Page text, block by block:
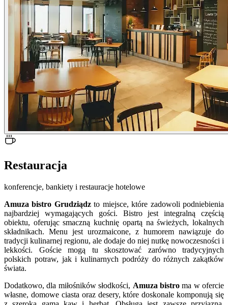
Restauracja
konferencje, bankiety i restauracje hotelowe
Amuza bistro Grudziądzto miejsce, które zadowoli podniebienia
najbardziej wymagających gości. Bistro jest integralną częścią
obiektu, oferując smaczną kuchnię opartą na świeżych, lokalnych
składnikach. Menu jest urozmaicone, z humorem nawiązuje do
tradycji kulinarnej regionu, ale dodaje do niej nutkę nowoczesności i
lekkości. Goście mogą tu skosztować zarówno tradycyjnych
polskich potraw, jak i kulinarnych podróży do różnych zakątków
świata.
Dodatkowo, dla miłośników słodkości, Amuza bistroma w ofercie
własne, domowe ciasta oraz desery, które doskonale komponują się